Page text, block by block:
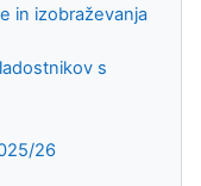
in izobraževanja
s
26